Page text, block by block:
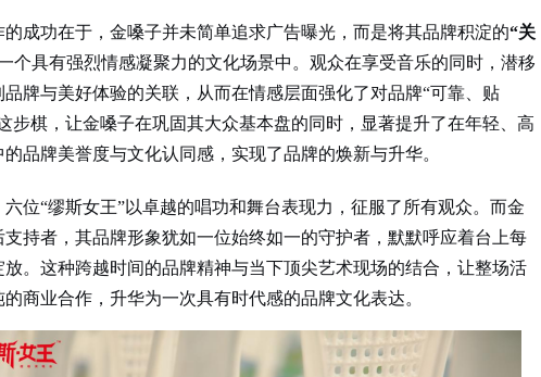
的成功在于，金嗓子并未简单追求广告曝光，而是将其品牌积淀的“关
个具有强烈情感凝聚力的文化场景中。观众在享受音乐的同时，潜移
牌与美好体验的关联，从而在情感层面强化了对品牌“可靠、贴
步棋，让金嗓子在巩固其大众基本盘的同时，显著提升了在年轻、高
品牌美誉度与文化认同感，实现了品牌的焕新与升华。
六位“缪斯女王”以卓越的唱功和舞台表现力，征服了所有观众。而金
支持者，其品牌形象犹如一位始终如一的守护者，默默呼应着台上每
放。这种跨越时间的品牌精神与当下顶尖艺术现场的结合，让整场活
商业合作，升华为一次具有时代感的品牌文化表达。